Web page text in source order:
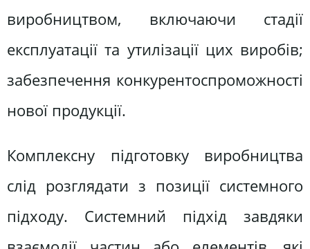
виробництвом, включаючи стадії
експлуатації та утилізації цих виробів;
забезпечення конкурентоспроможності
нової продукції.
Комплексну підготовку виробництва
слід розглядати з позиції системного
підходу. Системний підхід завдяки